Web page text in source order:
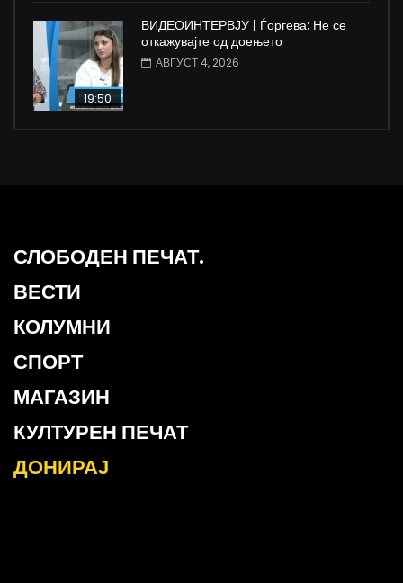
19:50
ВИДЕОИНТЕРВЈУ | Ѓоргева: Не се
откажувајте од доењето
АВГУСТ 4, 2026
СЛОБОДЕН ПЕЧАТ.
ВЕСТИ
КОЛУМНИ
СПОРТ
МАГАЗИН
КУЛТУРЕН ПЕЧАТ
ДОНИРАЈ